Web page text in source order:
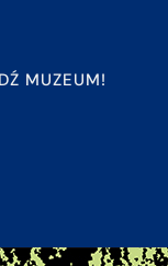
MUZEUM!